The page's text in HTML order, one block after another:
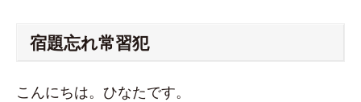
宿題忘れ常習犯
こんにちは。ひなたです。